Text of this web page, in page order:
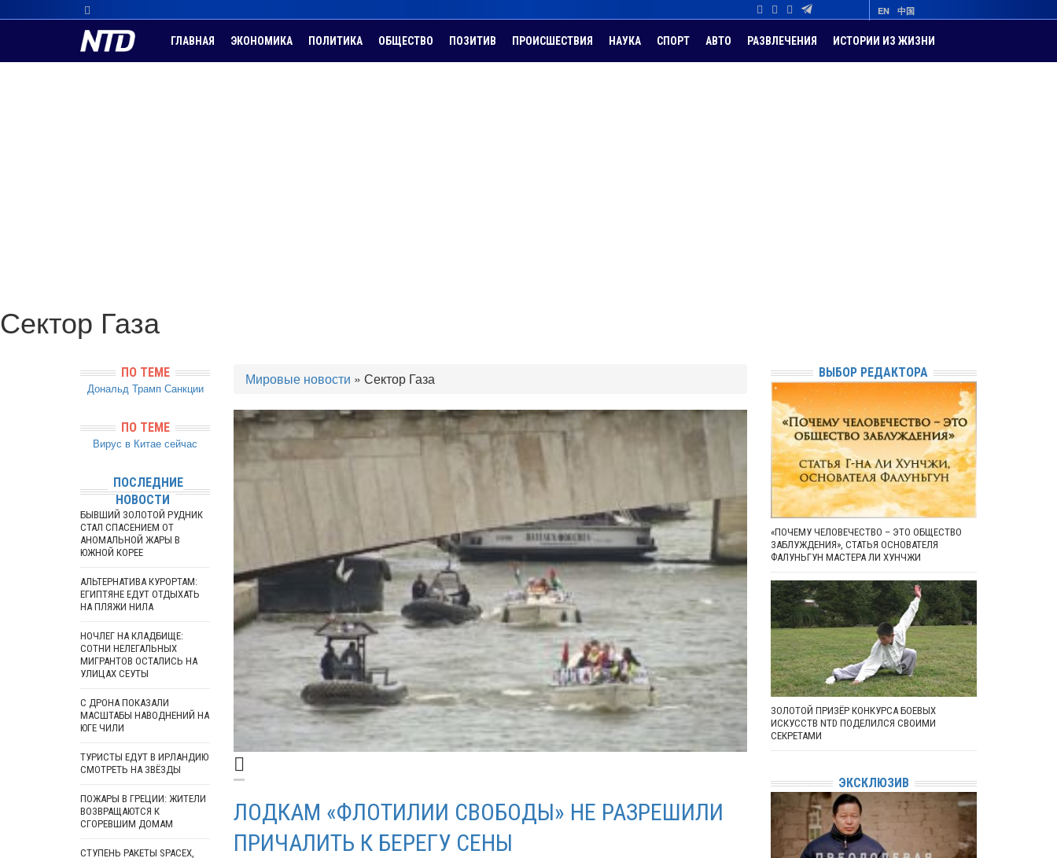
EN 中国
ГЛАВНАЯ ЭКОНОМИКА ПОЛИТИКА ОБЩЕСТВО ПОЗИТИВ ПРОИСШЕСТВИЯ НАУКА СПОРТ АВТО РАЗВЛЕЧЕНИЯ ИСТОРИИ ИЗ ЖИЗНИ
Сектор Газа
Мировые новости » Сектор Газа
ЛОДКАМ «ФЛОТИЛИИ СВОБОДЫ» НЕ РАЗРЕШИЛИ
ПРИЧАЛИТЬ К БЕРЕГУ СЕНЫ
ПО ТЕМЕ
Дональд Трамп Санкции
ПО ТЕМЕ
Вирус в Китае сейчас
ПОСЛЕДНИЕ
НОВОСТИ
БЫВШИЙ ЗОЛОТОЙ РУДНИК
СТАЛ СПАСЕНИЕМ ОТ
АНОМАЛЬНОЙ ЖАРЫ В
ЮЖНОЙ КОРЕЕ
АЛЬТЕРНАТИВА КУРОРТАМ:
ЕГИПТЯНЕ ЕДУТ ОТДЫХАТЬ
НА ПЛЯЖИ НИЛА
НОЧЛЕГ НА КЛАДБИЩЕ:
СОТНИ НЕЛЕГАЛЬНЫХ
МИГРАНТОВ ОСТАЛИСЬ НА
УЛИЦАХ СЕУТЫ
С ДРОНА ПОКАЗАЛИ
МАСШТАБЫ НАВОДНЕНИЙ НА
ЮГЕ ЧИЛИ
ТУРИСТЫ ЕДУТ В ИРЛАНДИЮ
СМОТРЕТЬ НА ЗВЁЗДЫ
ПОЖАРЫ В ГРЕЦИИ: ЖИТЕЛИ
ВОЗВРАЩАЮТСЯ К
СГОРЕВШИМ ДОМАМ
СТУПЕНЬ РАКЕТЫ SPACEX,
ВЫБОР РЕДАКТОРА
«ПОЧЕМУ ЧЕЛОВЕЧЕСТВО – ЭТО ОБЩЕСТВО
ЗАБЛУЖДЕНИЯ», СТАТЬЯ ОСНОВАТЕЛЯ
ФАЛУНЬГУН МАСТЕРА ЛИ ХУНЧЖИ
ЗОЛОТОЙ ПРИЗЁР КОНКУРСА БОЕВЫХ
ИСКУССТВ NTD ПОДЕЛИЛСЯ СВОИМИ
СЕКРЕТАМИ
ЭКСКЛЮЗИВ